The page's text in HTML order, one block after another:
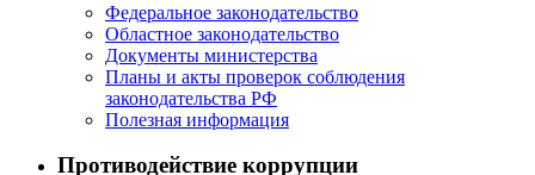
Федеральное законодательство
Областное законодательство
Документы министерства
Планы и акты проверок соблюдения
законодательства РФ
Полезная информация
Противодействие коррупции